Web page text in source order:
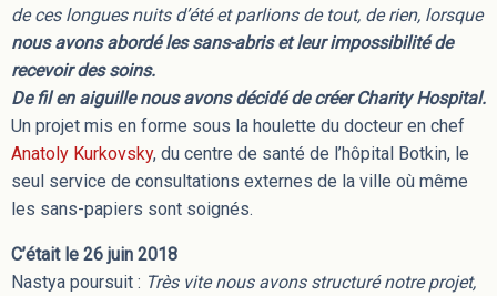
de ces longues nuits d’été et parlions de tout, de rien, lorsque
nous avons abordé les sans-abris et leur impossibilité de
recevoir des soins.
De fil en aiguille nous avons décidé de créer Charity Hospital.
Un projet mis en forme sous la houlette du docteur en chef
Anatoly Kurkovsky, du centre de santé de l’hôpital Botkin, le
seul service de consultations externes de la ville où même
les sans-papiers sont soignés.
C’était le 26 juin 2018
Nastya poursuit : Très vite nous avons structuré notre projet,